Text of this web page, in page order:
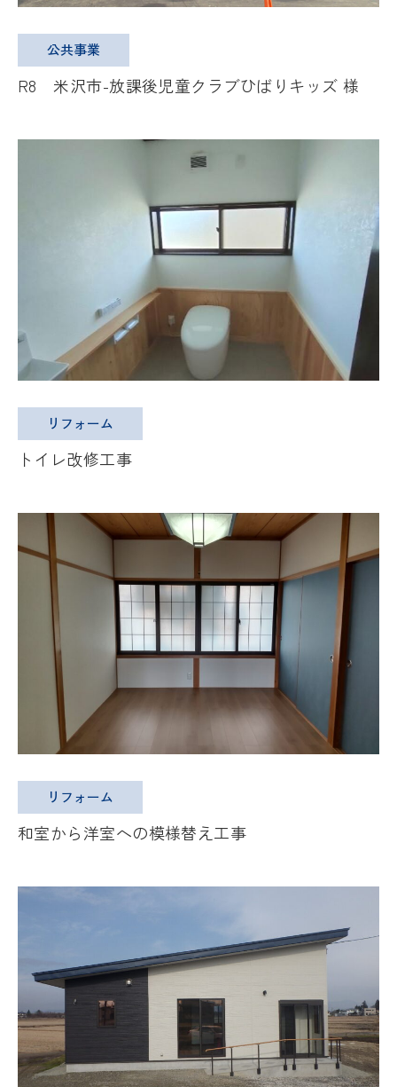
公共事業
R8 米沢市-放課後児童クラブひばりキッズ 様
リフォーム
トイレ改修工事
リフォーム
和室から洋室への模様替え工事